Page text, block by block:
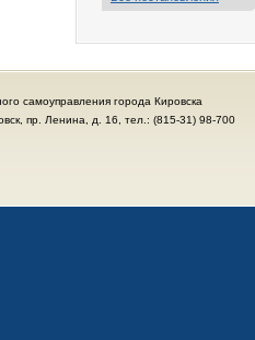
самоуправления города Кировска
пр. Ленина, д. 16, тел.: (815-31) 98-700